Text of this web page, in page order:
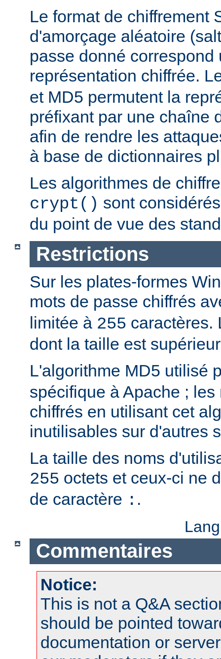
Le format de chiffrement
d'amorçage aléatoire
passe donné correspond
représentation chiffrée.
et MD5 permutent la
préfixant par une chaîne
afin de rendre les
à base de dictionnaires
Les algorithmes de
crypt() sont
du point de vue des
Restrictions
Sur les plates-formes
mots de passe chiffrés
limitée à 255 caractères.
dont la taille est
L'algorithme MD5 utilisé
spécifique à Apache ;
chiffrés en utilisant cet
inutilisables sur d'autres
La taille des noms
255 octets et ceux-ci ne
de caractère : .
Commentaires
Notice:
This is not a Q&A
should be pointed
documentation or